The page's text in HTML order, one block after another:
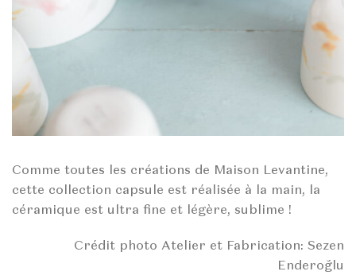
Comme toutes les créations de Maison Levantine,
cette collection capsule est réalisée à la main, la
céramique est ultra fine et légère, sublime !
Crédit photo Atelier et Fabrication: Sezen
Enderoğlu